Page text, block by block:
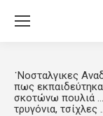
᾽Νοσταλγικες
πως
σκοτώνω πουλιά …
τρυγόνια, τσίχλες